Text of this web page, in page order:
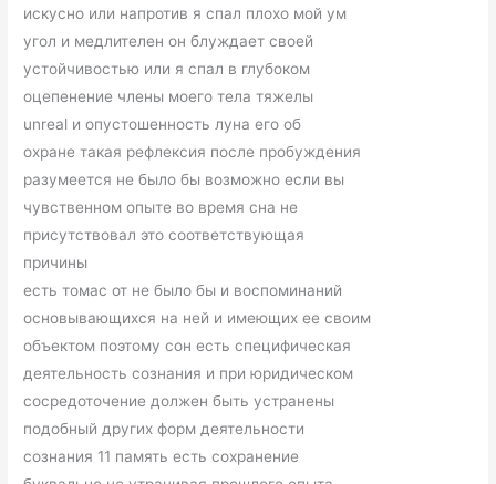
искусно или напротив я спал плохо мой ум
угол и медлителен он блуждает своей
устойчивостью или я спал в глубоком
оцепенение члены моего тела тяжелы
unreal и опустошенность луна его об
охране такая рефлексия после пробуждения
разумеется не было бы возможно если вы
чувственном опыте во время сна не
присутствовал это соответствующая
причины
есть томас от не было бы и воспоминаний
основывающихся на ней и имеющих ее своим
объектом поэтому сон есть специфическая
деятельность сознания и при юридическом
сосредоточение должен быть устранены
подобный других форм деятельности
сознания 11 память есть сохранение